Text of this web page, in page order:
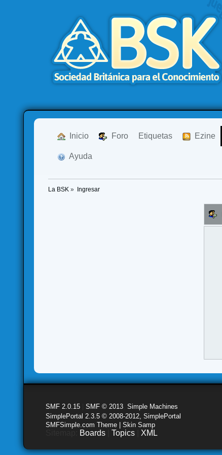
Inicio Foro Etiquetas Ezine
Ayuda
La BSK » Ingresar
SMF 2.0.15 |SMF © 2013 ,Simple Machines
SimplePortal 2.3.5 © 2008-2012, SimplePortal
SMFSimple.com Theme | Skin Samp
Boards |Topics XML